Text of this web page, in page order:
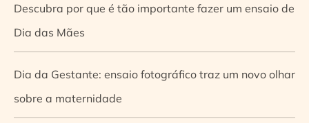
Descubra por que é tão importante fazer um ensaio de
Dia das Mães
Dia da Gestante: ensaio fotográfico traz um novo olhar
sobre a maternidade